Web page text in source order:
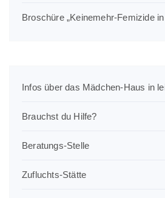
Broschüre „Keinemehr-Femizide
Infos über das Mädchen-Haus in
Brauchst du Hilfe?
Beratungs-Stelle
Zufluchts-Stätte